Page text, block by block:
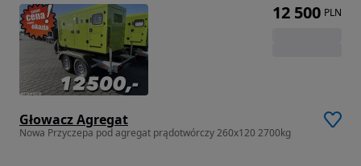
Głowacz Agregat
Nowa Przyczepa pod agregat prądotwórczy 260x120 2700kg
12 500 PLN